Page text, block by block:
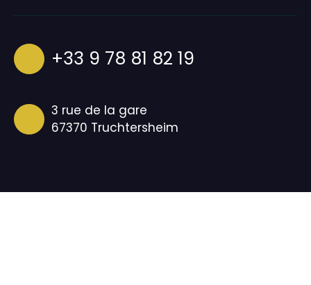
+33 9 78 81 82 19
3 rue de la gare
67370 Truchtersheim